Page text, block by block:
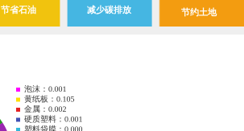
节省石油 减少碳排放 节约土地